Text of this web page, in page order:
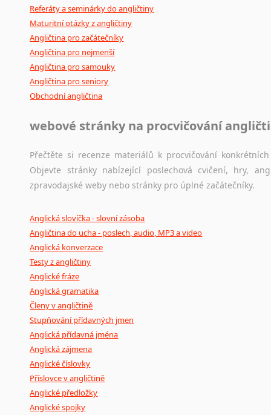
Referáty a seminárky do angličtiny
Maturitní otázky z angličtiny
Angličtina pro začátečníky
Angličtina pro nejmenší
Angličtina pro samouky
Angličtina pro seniory
Obchodní angličtina
webové stránky na procvičování
Přečtěte si recenze materiálů k procvičování
Objevte stránky nabízející poslechová cvičení, hry,
zpravodajské weby nebo stránky pro úplné začátečníky.
Anglická slovíčka - slovní zásoba
Angličtina do ucha - poslech, audio, MP3 a video
Anglická konverzace
Testy z angličtiny
Anglické fráze
Anglická gramatika
Členy v angličtině
Stupňování přídavných jmen
Anglická přídavná jména
Anglická zájmena
Anglické číslovky
Příslovce v angličtině
Anglické předložky
Anglické spojky